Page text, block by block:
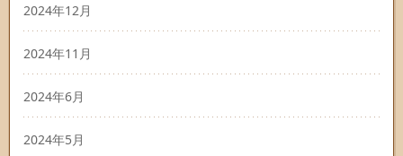
2024年12月
2024年11月
2024年6月
2024年5月